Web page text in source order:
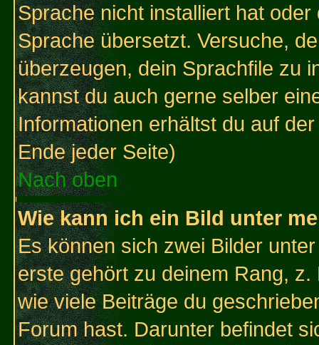
Sprache nicht installiert hat
Sprache übersetzt. Versuche,
überzeugen, dein Sprachfile zu
kannst du auch gerne selber
Informationen erhältst du auf
Ende jeder Seite)
Nach oben
Wie kann ich ein Bild unter
Es können sich zwei Bilder
erste gehört zu deinem Rang,
wie viele Beiträge du
Forum hast. Darunter befindet